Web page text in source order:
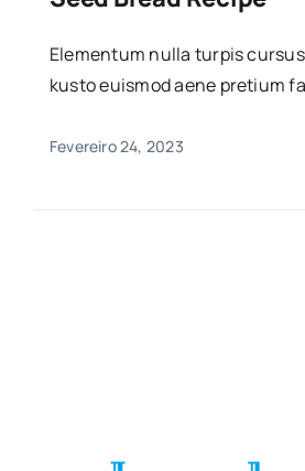
Elementum nulla turpis
kusto euismod aene pretium
Fevereiro 24, 2023